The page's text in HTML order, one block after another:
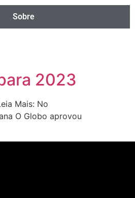
Sobre
2023
Mais: No
O Globo aprovou